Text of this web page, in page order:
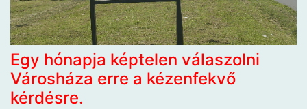
Egy hónapja képtelen válaszolni
Városháza erre a kézenfekvő
kérdésre.